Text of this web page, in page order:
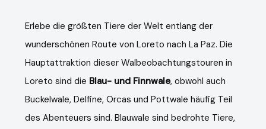
Erlebe die größten Tiere der Welt entlang der
wunderschönen Route von Loreto nach La Paz. Die
Hauptattraktion dieser Walbeobachtungstouren in
Loreto sind die Blau- und Finnwale, obwohl auch
Buckelwale, Delfine, Orcas und Pottwale häufig Teil
des Abenteuers sind. Blauwale sind bedrohte Tiere,